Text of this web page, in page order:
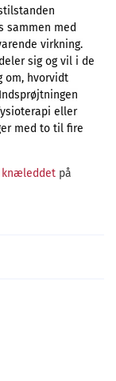
sammen med
virkning.
sig og vil i de
om, hvorvidt
eller
med to til fire
knæleddet på